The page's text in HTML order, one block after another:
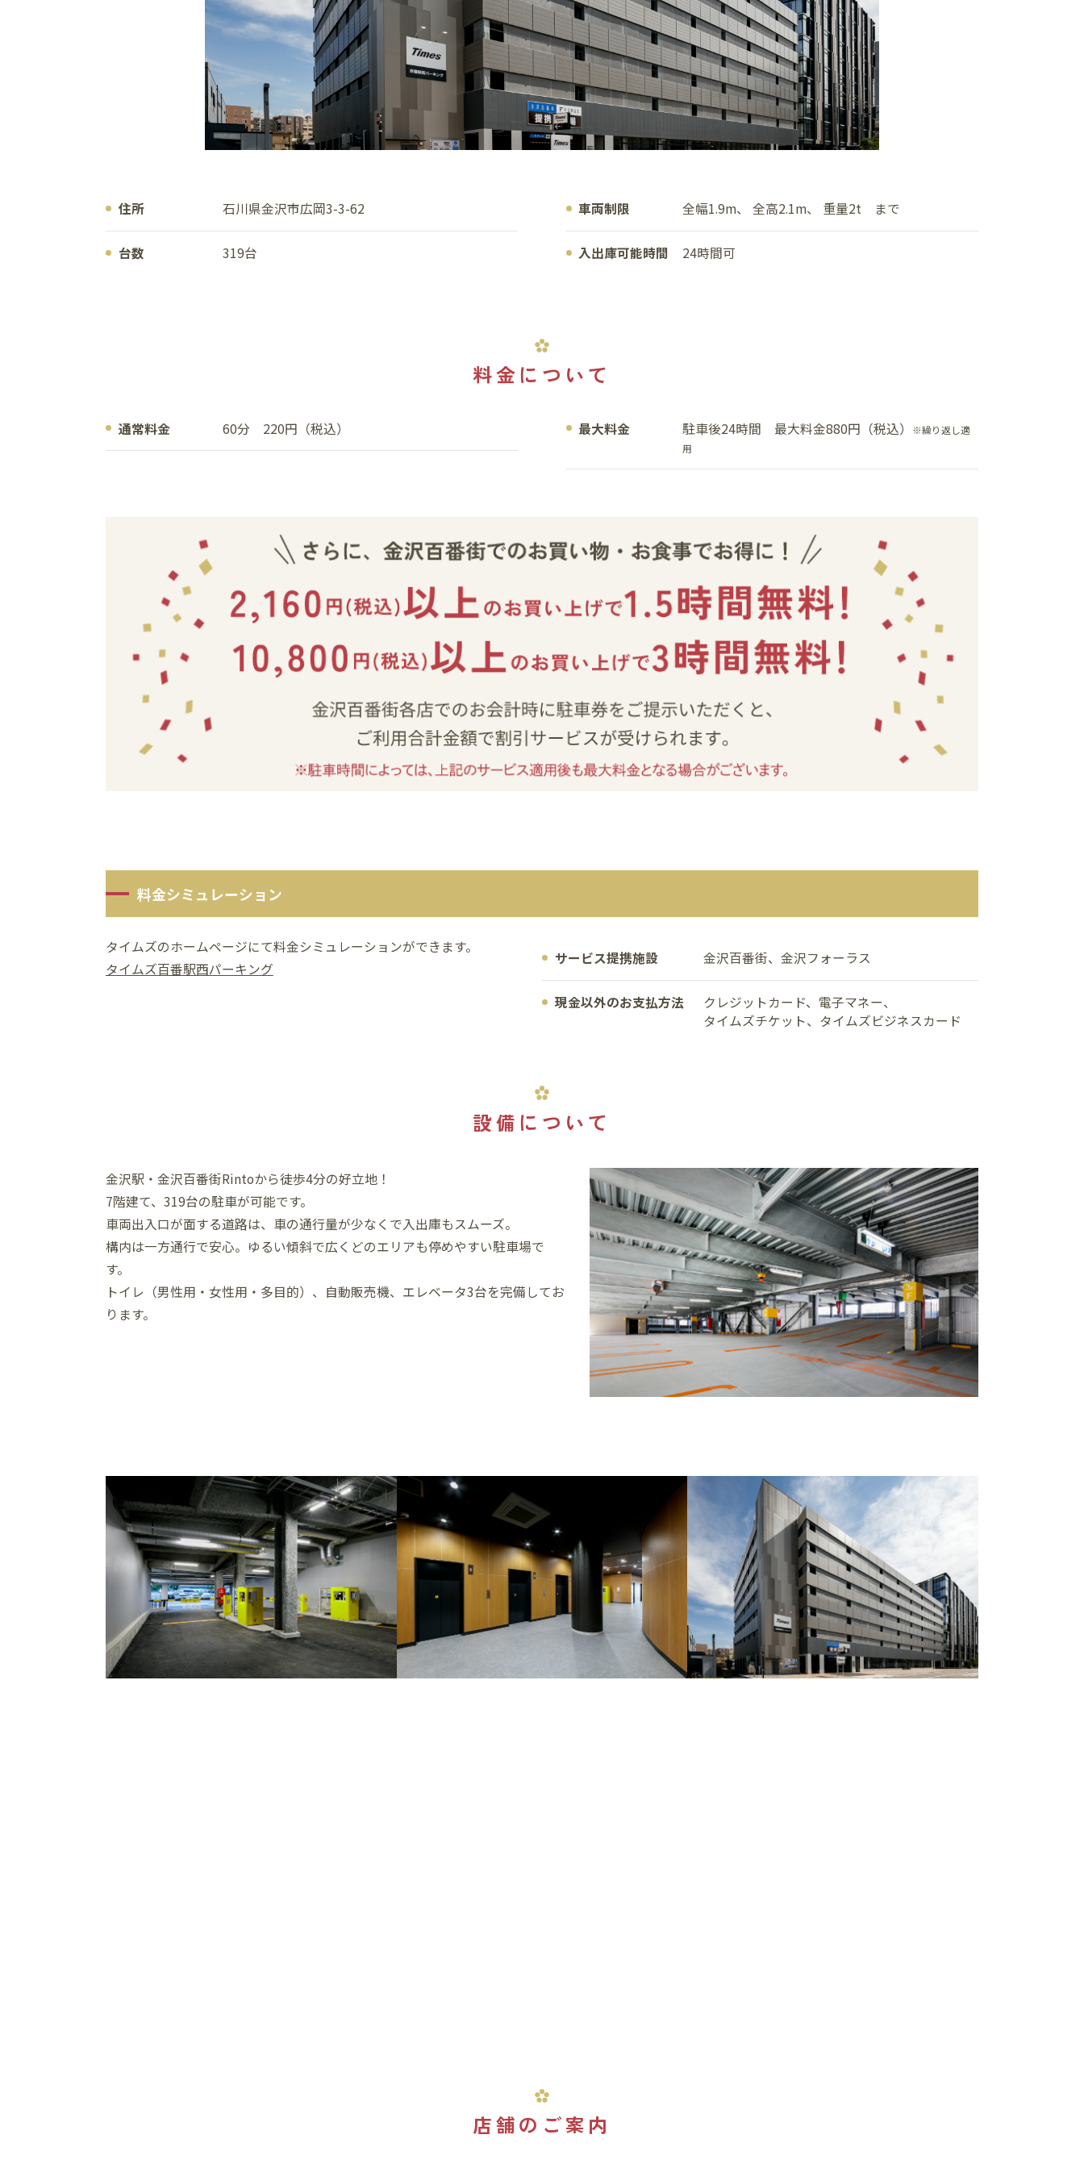
住所 石川県金沢市広岡3-3-62
台数 319台
車両制限 全幅1.9m、 全高2.1m、 重量2t まで
入出庫可能時間 24時間可
料金について
通常料金 60分 220円（税込） 最大料金 駐車後24時間 最大料金880円（税込）
※繰り返し適
用
料金シミュレーション
タイムズのホームページにて料金シミュレーションができます。
タイムズ百番駅西パーキング
サービス提携施設 金沢百番街、金沢フォーラス
現金以外のお支払方法
クレジットカード、電子マネー、
タイムズチケット、タイムズビジネスカード
設備について
金沢駅・金沢百番街Rintoから徒歩4分の好立地！
7階建て、319台の駐車が可能です。
車両出入口が面する道路は、車の通行量が少なくで入出庫もスムーズ。
構内は一方通行で安心。ゆるい傾斜で広くどのエリアも停めやすい駐車場で
す。
トイレ（男性用・女性用・多目的）、自動販売機、エレベータ3台を完備してお
ります。
店舗のご案内